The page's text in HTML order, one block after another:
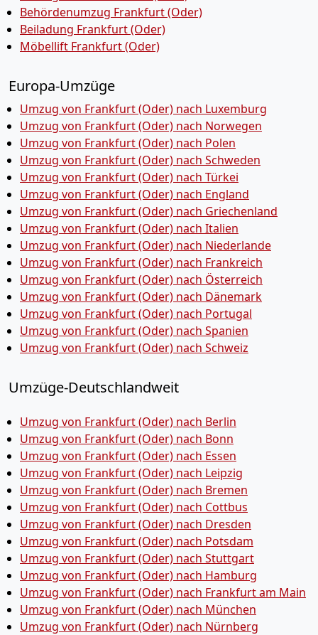
Behördenumzug Frankfurt (Oder)
Beiladung Frankfurt (Oder)
Möbellift Frankfurt (Oder)
Europa-Umzüge
Umzug von Frankfurt (Oder) nach Luxemburg
Umzug von Frankfurt (Oder) nach Norwegen
Umzug von Frankfurt (Oder) nach Polen
Umzug von Frankfurt (Oder) nach Schweden
Umzug von Frankfurt (Oder) nach Türkei
Umzug von Frankfurt (Oder) nach England
Umzug von Frankfurt (Oder) nach Griechenland
Umzug von Frankfurt (Oder) nach Italien
Umzug von Frankfurt (Oder) nach Niederlande
Umzug von Frankfurt (Oder) nach Frankreich
Umzug von Frankfurt (Oder) nach Österreich
Umzug von Frankfurt (Oder) nach Dänemark
Umzug von Frankfurt (Oder) nach Portugal
Umzug von Frankfurt (Oder) nach Spanien
Umzug von Frankfurt (Oder) nach Schweiz
Umzüge-Deutschlandweit
Umzug von Frankfurt (Oder) nach Berlin
Umzug von Frankfurt (Oder) nach Bonn
Umzug von Frankfurt (Oder) nach Essen
Umzug von Frankfurt (Oder) nach Leipzig
Umzug von Frankfurt (Oder) nach Bremen
Umzug von Frankfurt (Oder) nach Cottbus
Umzug von Frankfurt (Oder) nach Dresden
Umzug von Frankfurt (Oder) nach Potsdam
Umzug von Frankfurt (Oder) nach Stuttgart
Umzug von Frankfurt (Oder) nach Hamburg
Umzug von Frankfurt (Oder) nach Frankfurt am Main
Umzug von Frankfurt (Oder) nach München
Umzug von Frankfurt (Oder) nach Nürnberg